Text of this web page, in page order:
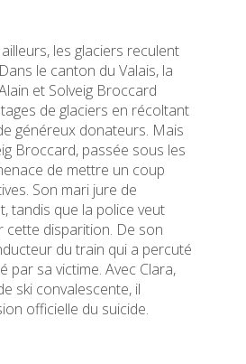
les glaciers reculent
le canton du Valais, la
et Solveig Broccard
de glaciers en récoltant
généreux donateurs. Mais
Broccard, passée sous les
de mettre un coup
Son mari jure de
tandis que la police veut
cette disparition. De son
du train qui a percuté
par sa victime. Avec Clara,
ski convalescente, il
officielle du suicide.